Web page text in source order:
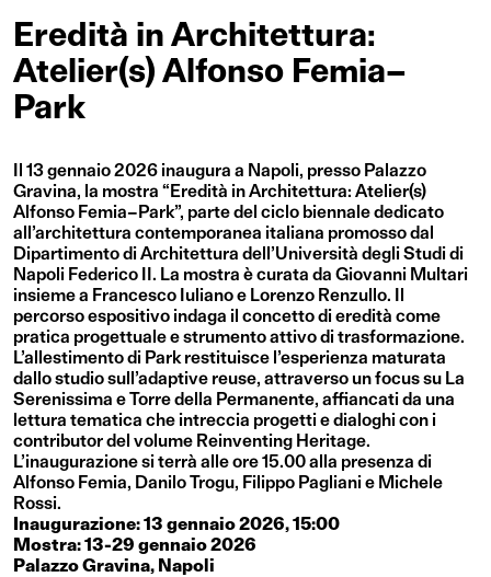
Eredità in Architettura:
Atelier(s) Alfonso Femia–
Park
Il 13 gennaio 2026 inaugura a Napoli, presso Palazzo
Gravina, la mostra “Eredità in Architettura: Atelier(s)
Alfonso Femia–Park”, parte del ciclo biennale dedicato
all’architettura contemporanea italiana promosso dal
Dipartimento di Architettura dell’Università degli Studi di
Napoli Federico II. La mostra è curata da Giovanni Multari
insieme a Francesco Iuliano e Lorenzo Renzullo. Il
percorso espositivo indaga il concetto di eredità come
pratica progettuale e strumento attivo di trasformazione.
L’allestimento di Park restituisce l’esperienza maturata
dallo studio sull’adaptive reuse, attraverso un focus su La
Serenissima e Torre della Permanente, affiancati da una
lettura tematica che intreccia progetti e dialoghi con i
contributor del volume Reinventing Heritage.
L’inaugurazione si terrà alle ore 15.00 alla presenza di
Alfonso Femia, Danilo Trogu, Filippo Pagliani e Michele
Rossi.
Inaugurazione: 13 gennaio 2026, 15:00
Mostra: 13-29 gennaio 2026
Palazzo Gravina, Napoli